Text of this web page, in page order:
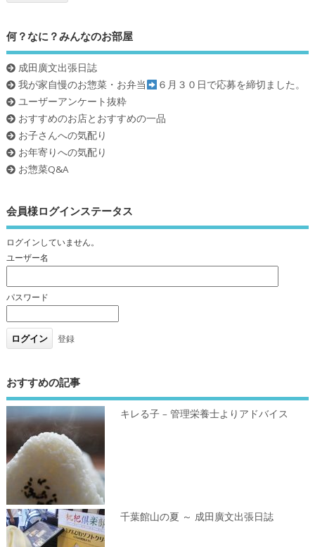
何？なに？みんなのお部屋
成田廣文出張日誌
我が家自慢のお惣菜・お弁当
６月３０日で応募を締切ました。
ユーザーアンケート抜粋
おすすめのお店とおすすめの一品
お子さんへの気配り
お年寄りへの気配り
お惣菜Q&A
会員様ログインステータス
ログインしていません。
ユーザー名
パスワード
登録
おすすめの記事
キレる子 – 管理栄養士よりアドバイス
千葉館山の夏 ～ 成田廣文出張日誌